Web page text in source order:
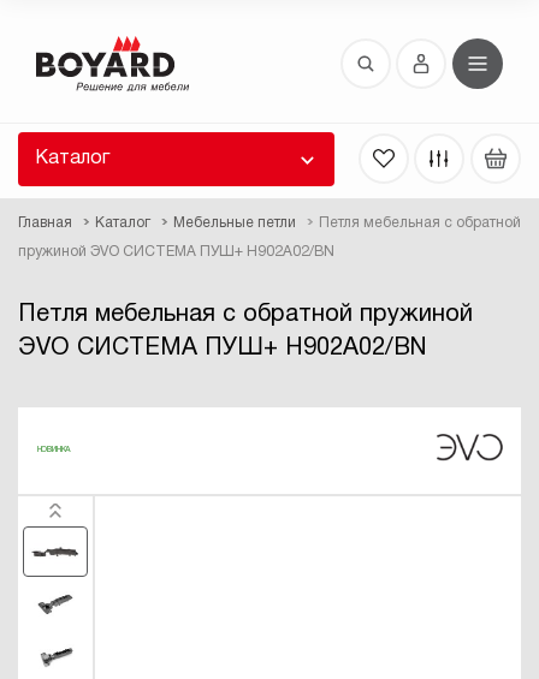
Каталог
Главная Каталог Мебельные петли Петля мебельная с обратной
пружиной ЭVO СИСТЕМА ПУШ+ H902A02/BN
Петля мебельная с обратной пружиной
ЭVO СИСТЕМА ПУШ+ H902A02/BN
НОВИНКА
Восстановление пароля
высланы вам по E-Mail.
ссылку для восстановления